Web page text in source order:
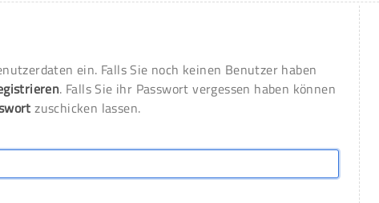
ein. Falls Sie noch keinen Benutzer haben
. Falls Sie ihr Passwort vergessen haben können
zuschicken lassen.